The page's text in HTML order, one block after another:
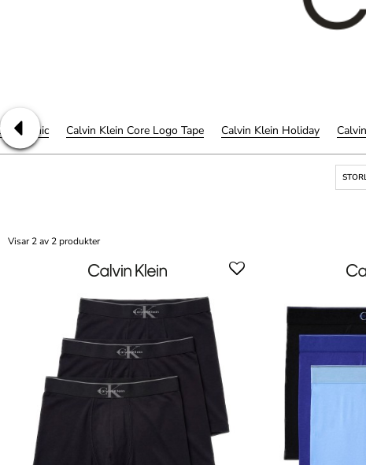
Iconic Calvin Klein Core Logo Tape Calvin Klein Holiday
Visar 2 av 2 produkter